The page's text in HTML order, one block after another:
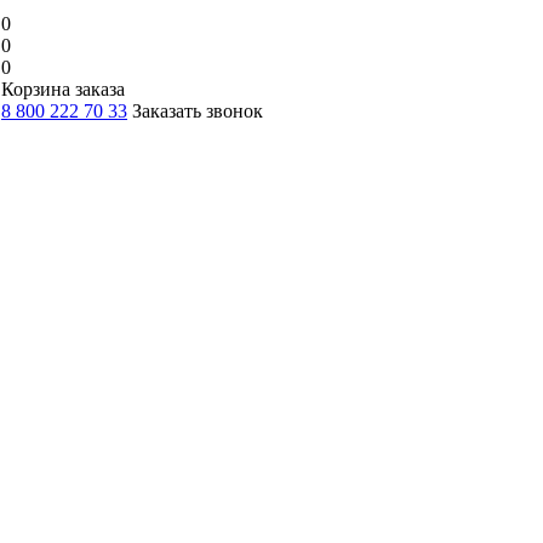
0
0
0
Корзина заказа
8 800 222 70 33 Заказать звонок